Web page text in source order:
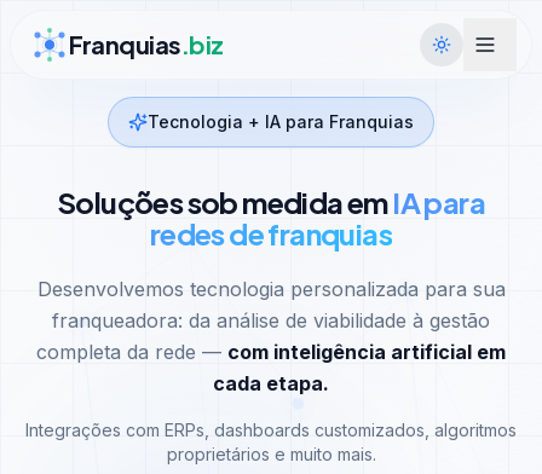
Franquias.biz
Tecnologia + IA para Franquias
Soluções sob medida emIA para
redes de franquias
Desenvolvemos tecnologia personalizada para sua
franqueadora: da análise de viabilidade à gestão
completa da rede — com inteligência artificial em
cada etapa.
Integrações com ERPs, dashboards customizados, algoritmos
proprietários e muito mais.